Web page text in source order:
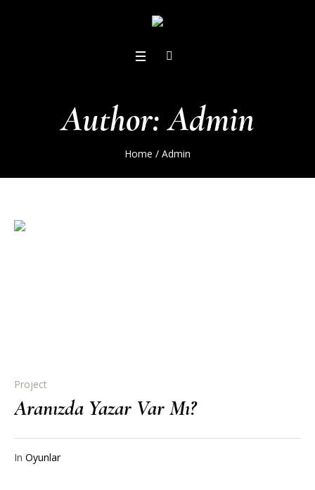
Author:Admin
Home / Admin
Project
Aranızda Yazar Var Mı?
In Oyunlar